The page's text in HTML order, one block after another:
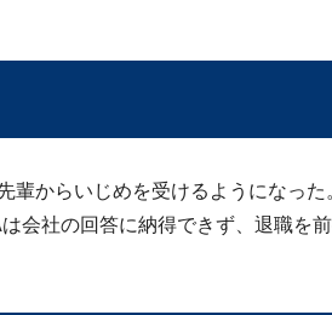
輩からいじめを受けるようになっ
会社の回答に納得できず、退職を